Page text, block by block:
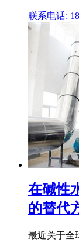
联系电话:
在碱性
的替代
最近关于全